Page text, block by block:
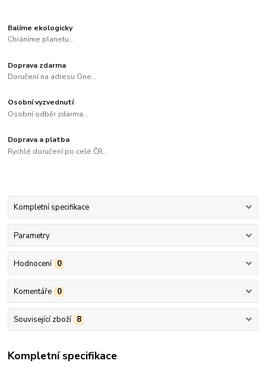
Balíme ekologicky
Chráníme planetu...
Doprava zdarma
Doručení na adresu One...
Osobní vyzvednutí
Osobní odběr zdarma...
Doprava a platba
Rychlé doručení po celé ČR...
Kompletní specifikace
Parametry
Hodnocení 0
Komentáře 0
Související zboží 8
Kompletní specifikace